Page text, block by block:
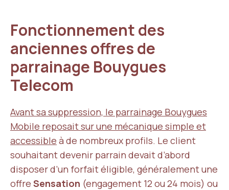
Fonctionnement des
anciennes offres de
parrainage Bouygues
Telecom
Avant sa suppression, le parrainage Bouygues
Mobile reposait sur une mécanique simple et
accessible à de nombreux profils. Le client
souhaitant devenir parrain devait d’abord
disposer d’un forfait éligible, généralement une
offre Sensation (engagement 12 ou 24 mois) ou